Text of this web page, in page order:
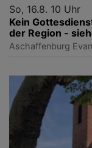
So, 16.8. 10 Uhr
Kein
der Region -
Aschaffenburg